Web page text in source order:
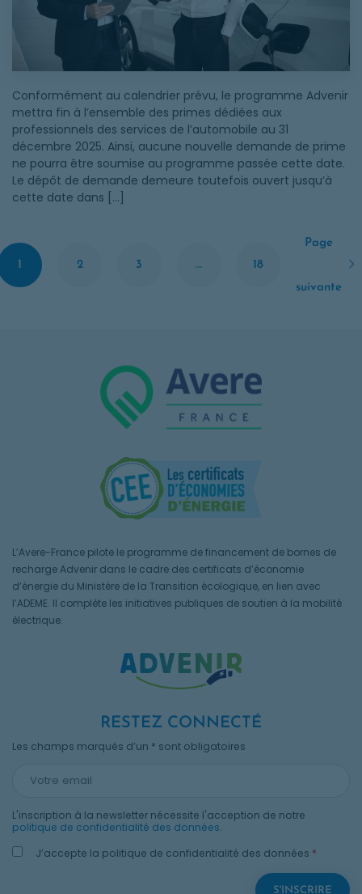
Conformément au calendrier prévu, le programme Advenir
mettra fin à l’ensemble des primes dédiées aux
professionnels des services de l’automobile au 31
décembre 2025. Ainsi, aucune nouvelle demande de prime
ne pourra être soumise au programme passée cette date.
Le dépôt de demande demeure toutefois ouvert jusqu’à
cette date dans […]
1 2 3 … 18
Page
suivante
L’Avere-France pilote le programme de financement de bornes de
recharge Advenir dans le cadre des certificats d’économie
d’énergie du Ministère de la Transition écologique, en lien avec
l’ADEME. Il complète les initiatives publiques de soutien à la mobilité
électrique.
RESTEZ CONNECTÉ
Les champs marqués d’un * sont obligatoires
L'inscription à la newsletter nécessite l'acception de notre
politique de confidentialité des données.
J’accepte la politique de confidentialité des données *